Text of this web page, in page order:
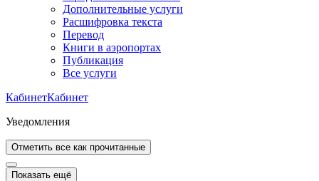
Дополнительные услуги
Расшифровка текста
Перевод
Книги в аэропортах
Публикация
Все услуги
КабинетКабинет
Уведомления
Отметить все как прочитанные
Показать ещё